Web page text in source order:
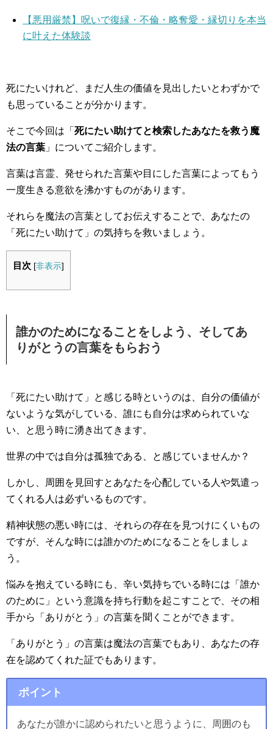
【悪用厳禁】呪いで復縁・不倫・略奪愛・縁切りを本当
に叶えた体験談
死にたいけれど、まだ人生の価値を見出したいとわずかで
も思っていることが分かります。
そこで今回は「 死にたい助けてと検索したあなたを救う魔
法の言葉 」についてご紹介します。
言葉は言霊、発せられた言葉や目にした言葉によってもう
一度生きる意欲を沸かすものがあります。
それらを魔法の言葉としてお伝えすることで、あなたの
「死にたい助けて」の気持ちを救いましょう。
目次 [非表示]
誰かのためになることをしよう、そしてあ
りがとうの言葉をもらおう
「死にたい助けて」と感じる時というのは、自分の価値が
ないような気がしている、誰にも自分は求められていな
い、と思う時に湧き出てきます。
世界の中では自分は孤独である、と感じていませんか？
しかし、周囲を見回すとあなたを心配している人や気遣っ
てくれる人は必ずいるものです。
精神状態の悪い時には、それらの存在を見つけにくいもの
ですが、そんな時には誰かのためになることをしましょ
う。
悩みを抱えている時にも、辛い気持ちでいる時には「誰か
のために」という意識を持ち行動を起こすことで、その相
手から「ありがとう」の言葉を聞くことができます。
「ありがとう」の言葉は魔法の言葉でもあり、あなたの存
在を認めてくれた証でもあります。
ポイント
あなたが誰かに認められたいと思うように、周囲のも